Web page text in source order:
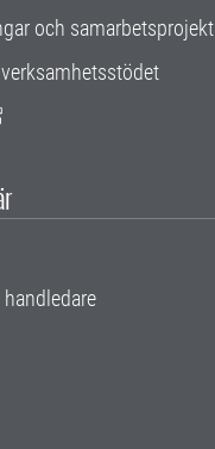
och samarbetsprojekt